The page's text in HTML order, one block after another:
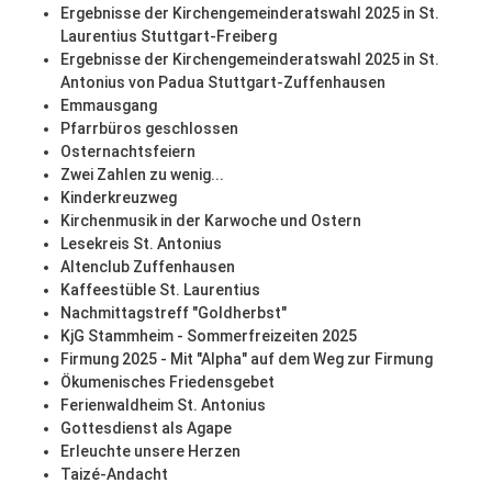
Ergebnisse der Kirchengemeinderatswahl 2025 in St.
Laurentius Stuttgart-Freiberg
Ergebnisse der Kirchengemeinderatswahl 2025 in St.
Antonius von Padua Stuttgart-Zuffenhausen
Emmausgang
Pfarrbüros geschlossen
Osternachtsfeiern
Zwei Zahlen zu wenig...
Kinderkreuzweg
Kirchenmusik in der Karwoche und Ostern
Lesekreis St. Antonius
Altenclub Zuffenhausen
Kaffeestüble St. Laurentius
Nachmittagstreff "Goldherbst"
KjG Stammheim - Sommerfreizeiten 2025
Firmung 2025 - Mit "Alpha" auf dem Weg zur Firmung
Ökumenisches Friedensgebet
Ferienwaldheim St. Antonius
Gottesdienst als Agape
Erleuchte unsere Herzen
Taizé-Andacht